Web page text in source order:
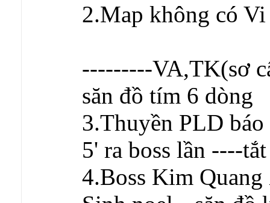
2.Map không có
---------VA,TK(sơ
săn đồ tím 6 dòng
3.Thuyền PLD
5' ra boss lần ----
4.Boss Kim